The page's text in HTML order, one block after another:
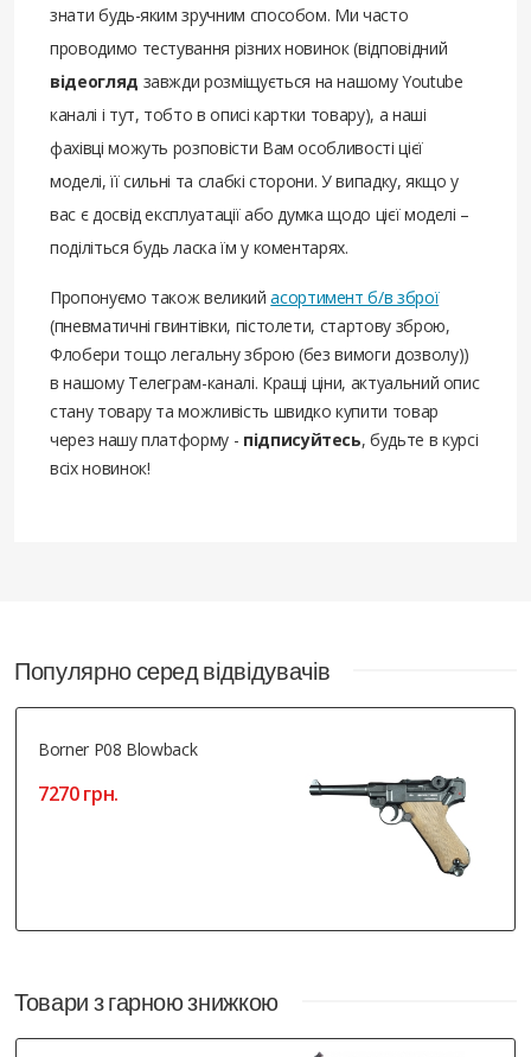
знати будь-яким зручним способом. Ми часто
проводимо тестування різних новинок (відповідний
відеогляд завжди розміщується на нашому Youtube
каналі і тут, тобто в описі картки товару), а наші
фахівці можуть розповісти Вам особливості цієї
моделі, її сильні та слабкі сторони. У випадку, якщо у
вас є досвід експлуатації або думка щодо цієї моделі –
поділіться будь ласка їм у коментарях.
Пропонуємо також великийасортимент б/в зброї
(пневматичні гвинтівки, пістолети, стартову зброю,
Флобери тощо легальну зброю (без вимоги дозволу))
в нашому Телеграм-каналі. Кращі ціни, актуальний опис
стану товару та можливість швидко купити товар
через нашу платформу - підписуйтесь, будьте в курсі
всіх новинок!
Популярно серед відвідувачів
Borner P08 Blowback
7270 грн.
Товари з гарною знижкою